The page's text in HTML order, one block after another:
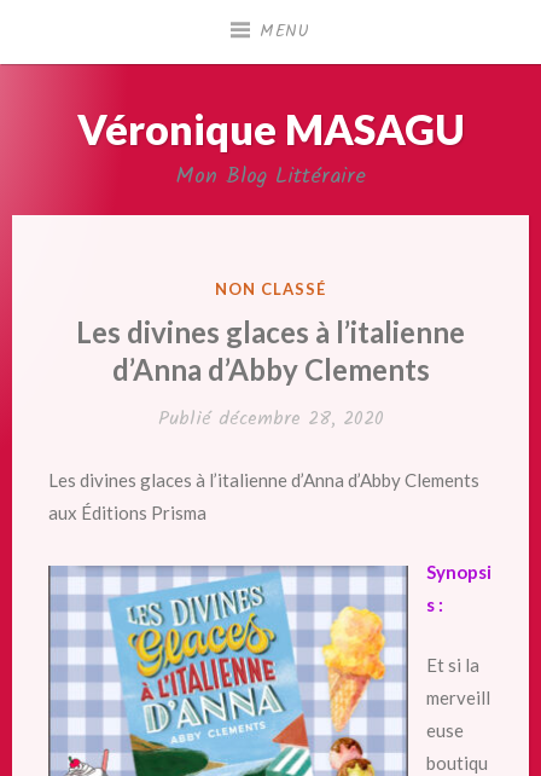
MENU
Véronique MASAGU
Mon Blog Littéraire
PUBLIÉ
NON CLASSÉ
Les divines glaces à l’italienne
d’Anna d’Abby Clements
Publié décembre 28, 2020
Les divines glaces à l’italienne d’Anna d’Abby Clements
aux Éditions Prisma
Synopsi
s :
Et si la
merveill
euse
boutiqu